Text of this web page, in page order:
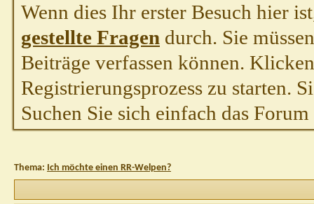
Wenn dies Ihr erster Besuch hier
gestellte Fragen durch. Sie
Beiträge verfassen können.
Registrierungsprozess zu starten.
Suchen Sie sich einfach das
Thema: Ich möchte einen RR-Welpen?